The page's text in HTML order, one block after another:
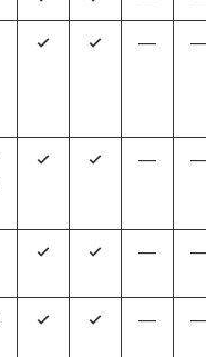
4 4 —
4 4 —
4 4 —
4 4 —